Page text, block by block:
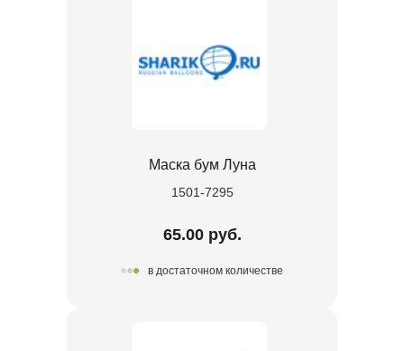
Маска бум Луна
1501-7295
65.00 руб.
в достаточном количестве